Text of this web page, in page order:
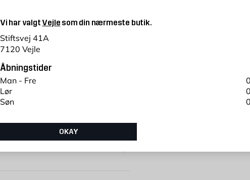
Vi har valgt Vejle som din nærmeste butik.
Stiftsvej 41A
7120 Vejle
Åbningstider
Man - Fre
Lør
Søn
OKAY